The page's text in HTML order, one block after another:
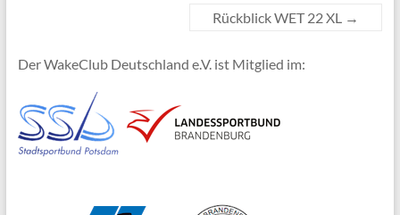
Rückblick WET 22 XL →
Der WakeClub Deutschland e.V. ist Mitglied im: